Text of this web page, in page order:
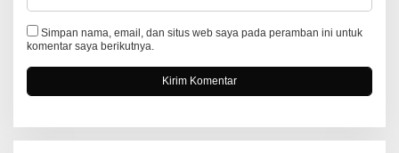
Simpan nama, email, dan situs web saya pada peramban ini untuk
komentar saya berikutnya.